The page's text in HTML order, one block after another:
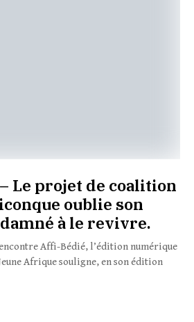
Le projet de coalition
oublie son
à le revivre.
Affi-Bédié, l’édition numérique
Afrique souligne, en son édition